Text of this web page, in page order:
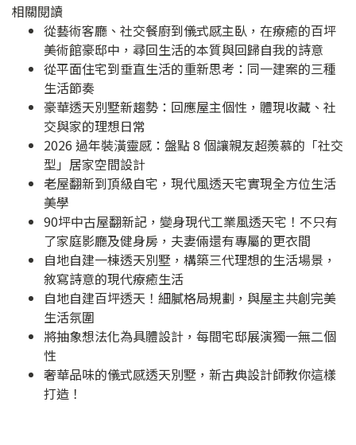
相關閱讀
從藝術客廳、社交餐廚到儀式感主臥，在療癒的百坪
美術館豪邸中，尋回生活的本質與回歸自我的詩意
從平面住宅到垂直生活的重新思考：同一建案的三種
生活節奏
豪華透天別墅新趨勢：回應屋主個性，體現收藏、社
交與家的理想日常
2026 過年裝潢靈感：盤點 8 個讓親友超羨慕的「社交
型」居家空間設計
老屋翻新到頂級自宅，現代風透天宅實現全方位生活
美學
90坪中古屋翻新記，變身現代工業風透天宅！不只有
了家庭影廳及健身房，夫妻倆還有專屬的更衣間
自地自建一棟透天別墅，構築三代理想的生活場景，
敘寫詩意的現代療癒生活
自地自建百坪透天！細膩格局規劃，與屋主共創完美
生活氛圍
將抽象想法化為具體設計，每間宅邸展演獨一無二個
性
奢華品味的儀式感透天別墅，新古典設計師教你這樣
打造！